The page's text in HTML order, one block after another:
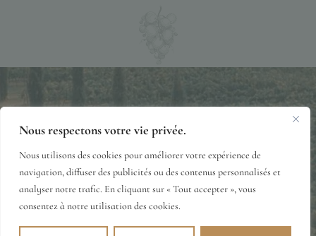
Nous respectons votre vie privée.
Nous utilisons des cookies pour améliorer votre expérience de
navigation, diffuser des publicités ou des contenus personnalisés et
analyser notre trafic. En cliquant sur « Tout accepter », vous
consentez à notre utilisation des cookies.
Mentions LégalesPolitique de Confidentialité
Conditions Générales de Vente
© 2026·DOMAINE-ESCOFFIER.COM